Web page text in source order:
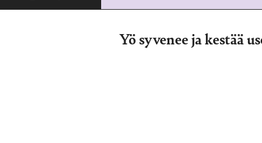
Yö syvenee ja kestää